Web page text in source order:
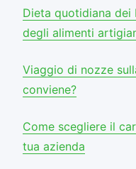
Dieta quotidiana
degli alimenti
Viaggio di nozze
conviene?
Come scegliere il
tua azienda